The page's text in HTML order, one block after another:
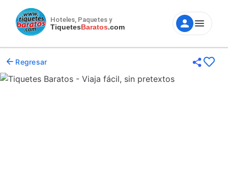
Hoteles, Paquetes y
TiquetesBaratos.com
Regresar